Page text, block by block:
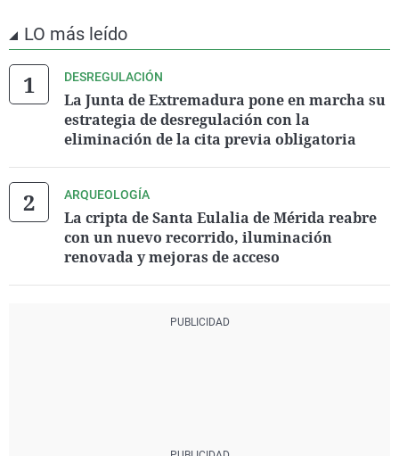
LO más leído
DESREGULACIÓN
La Junta de Extremadura pone en marcha su
estrategia de desregulación con la
eliminación de la cita previa obligatoria
ARQUEOLOGÍA
La cripta de Santa Eulalia de Mérida reabre
con un nuevo recorrido, iluminación
renovada y mejoras de acceso